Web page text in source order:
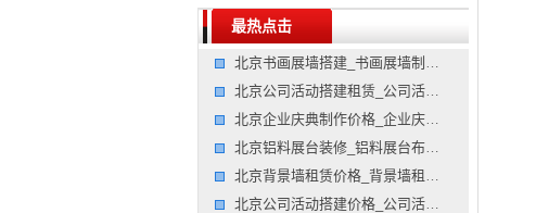
最热点击
北京书画展墙搭建_书画展墙制作_隔断隔断墙搭建公司
北京公司活动搭建租赁_公司活动搭建出租_公司活动搭建租赁
北京企业庆典制作价格_企业庆典制作报价_企业庆典制作价格
北京铝料展台装修_铝料展台布置_摊位展台搭建公司
北京背景墙租赁价格_背景墙租赁报价_背景墙租赁价格公司
北京公司活动搭建价格_公司活动搭建报价_公司活动搭建价格